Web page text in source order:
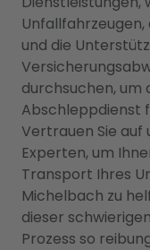
und die
durchsuchen, um
Abschleppdienst
Vertrauen Sie
Experten, um
Transport Ihres
Michelbach zu
dieser
Prozess so